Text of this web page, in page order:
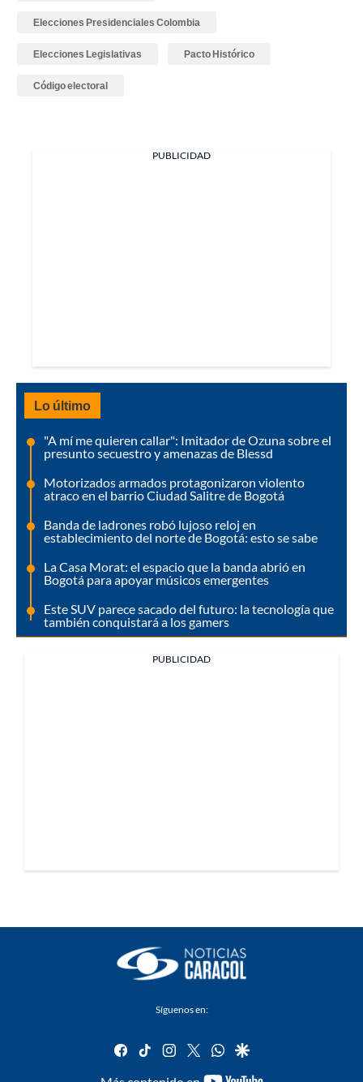
Elecciones Presidenciales Colombia
Elecciones Legislativas Pacto Histórico
Código electoral
PUBLICIDAD
Lo último
"A mí me quieren callar": Imitador de Ozuna sobre el
presunto secuestro y amenazas de Blessd
Motorizados armados protagonizaron violento
atraco en el barrio Ciudad Salitre de Bogotá
Banda de ladrones robó lujoso reloj en
establecimiento del norte de Bogotá: esto se sabe
La Casa Morat: el espacio que la banda abrió en
Bogotá para apoyar músicos emergentes
Este SUV parece sacado del futuro: la tecnología que
también conquistará a los gamers
PUBLICIDAD
Síguenos en:
facebook
tiktok instagram
twitterwhatsapp
google